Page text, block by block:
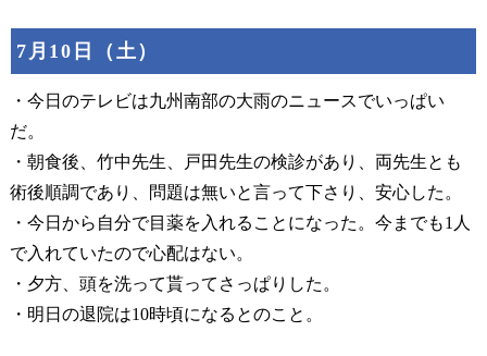
7月10日（土）
・今日のテレビは九州南部の大雨のニュースでいっぱい
だ。
・朝食後、竹中先生、戸田先生の検診があり、両先生とも
術後順調であり、問題は無いと言って下さり、安心した。
・今日から自分で目薬を入れることになった。今までも1人
で入れていたので心配はない。
・夕方、頭を洗って貰ってさっぱりした。
・明日の退院は10時頃になるとのこと。